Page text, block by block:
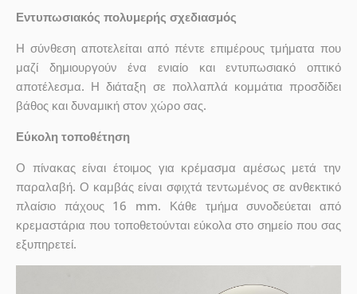
Εντυπωσιακός πολυμερής σχεδιασμός
Η σύνθεση αποτελείται από πέντε επιμέρους τμήματα που
μαζί δημιουργούν ένα ενιαίο και εντυπωσιακό οπτικό
αποτέλεσμα. Η διάταξη σε πολλαπλά κομμάτια προσδίδει
βάθος και δυναμική στον χώρο σας.
Εύκολη τοποθέτηση
Ο πίνακας είναι έτοιμος για κρέμασμα αμέσως μετά την
παραλαβή. Ο καμβάς είναι σφιχτά τεντωμένος σε ανθεκτικό
πλαίσιο πάχους 16 mm. Κάθε τμήμα συνοδεύεται από
κρεμαστάρια που τοποθετούνται εύκολα στο σημείο που σας
εξυπηρετεί.